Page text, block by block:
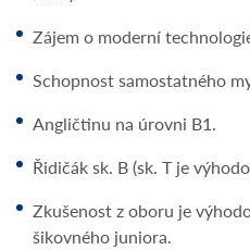
Zájem o moderní
Schopnost samostatného
Angličtinu na úrovni B1.
Řidičák sk. B (sk. T je
Zkušenost z oboru je
šikovného juniora.